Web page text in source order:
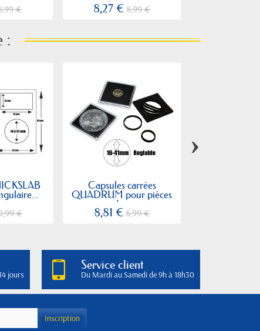
€ 8,27 € 8,99 €
:
€
Capsules carrées
QUADRUM pour pièces
de...
8,81 € 8,99 €
›
jours
Service client
Du Mardi au Samedi de 9h à 18h30